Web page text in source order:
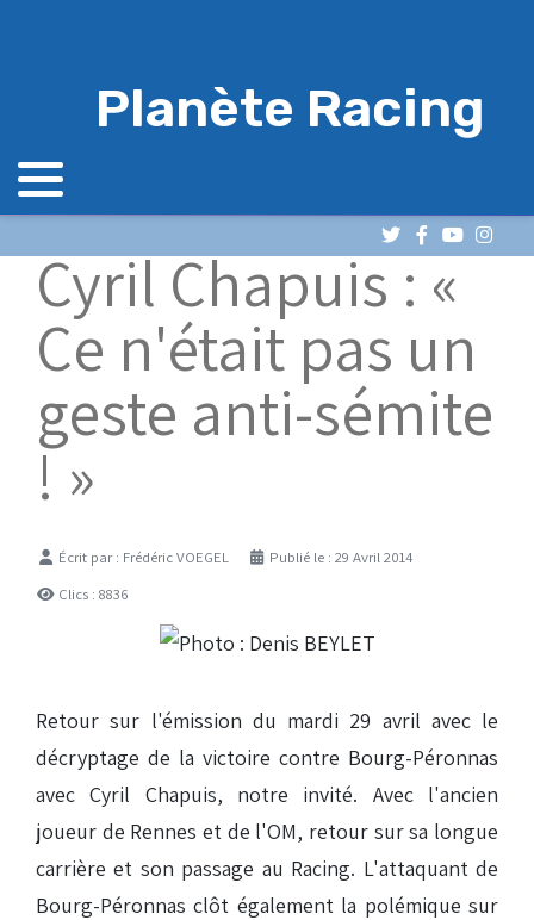
Planète Racing
Cyril Chapuis : «
Ce n'était pas un
geste anti-sémite
! »
DétailsÉcrit par : Frédéric VOEGEL
Publié le : 29 Avril 2014
Clics : 8836
Retour sur l'émission du mardi 29 avril avec le
décryptage de la victoire contre Bourg-Péronnas
avec Cyril Chapuis, notre invité. Avec l'ancien
joueur de Rennes et de l'OM, retour sur sa longue
carrière et son passage au Racing. L'attaquant de
Bourg-Péronnas clôt également la polémique sur